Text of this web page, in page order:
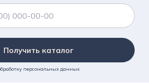
Получить каталог
персональных данных